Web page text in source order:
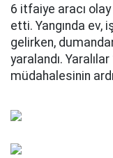
6 itfaiye aracı
etti. Yangında ev,
gelirken,
yaralandı.
müdahalesinin